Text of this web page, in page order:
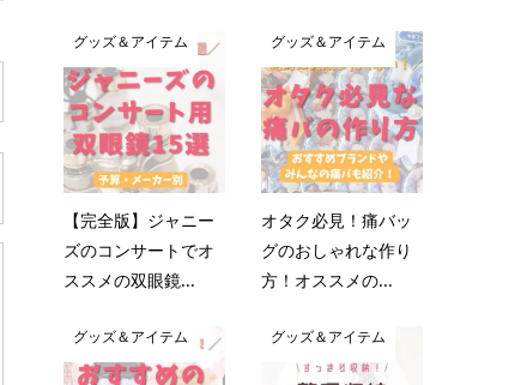
グッズ＆アイテム
【完全版】ジャニー
ズのコンサートでオ
ススメの双眼鏡...
グッズ＆アイテム
オタク必見！痛バッ
グのおしゃれな作り
方！オススメの...
グッズ＆アイテム グッズ＆アイテム